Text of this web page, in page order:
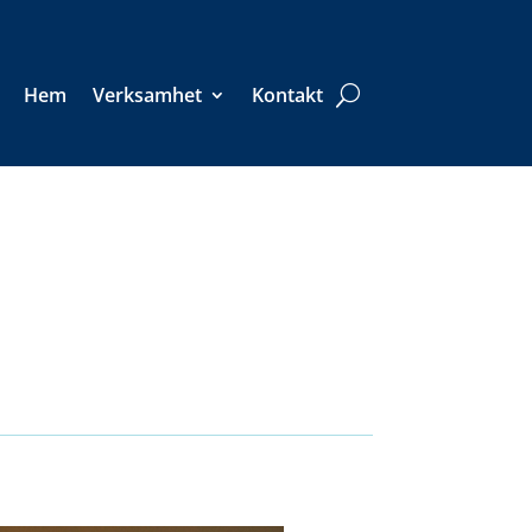
Hem Verksamhet Kontakt